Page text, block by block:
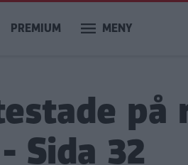
PREMIUM MENY
Sida 32